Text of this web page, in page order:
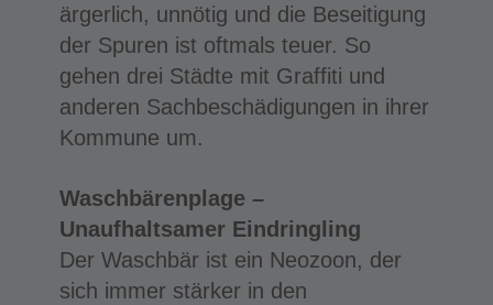
ärgerlich, unnötig und die Beseitigung
der Spuren ist oftmals teuer. So
gehen drei Städte mit Graffiti und
anderen Sachbeschädigungen in ihrer
Kommune um.
Waschbärenplage –
Unaufhaltsamer Eindringling
Der Waschbär ist ein Neozoon, der
sich immer stärker in den